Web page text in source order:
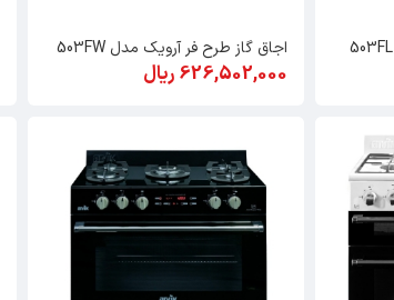
اجاق گاز طرح فر آرویک مدل 503FW
626,502,000 ریال